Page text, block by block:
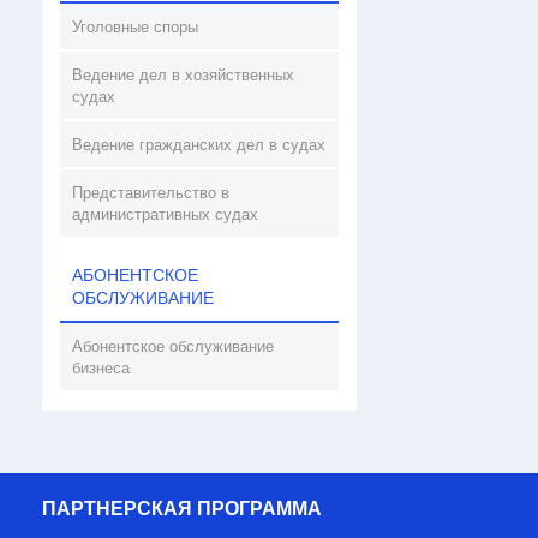
Уголовные споры
Ведение дел в хозяйственных
судах
Ведение гражданских дел в судах
Представительство в
административных судах
АБОНЕНТСКОЕ
ОБСЛУЖИВАНИЕ
Абонентское обслуживание
бизнеса
ПАРТНЕРСКАЯ ПРОГРАММА